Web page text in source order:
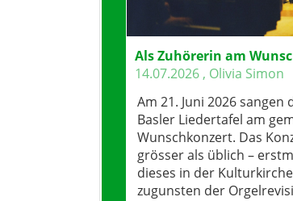
14.07.2026 , Olivia Simon
Am 21. Juni 2026 sangen
Basler Liedertafel am
Wunschkonzert. Das
grösser als üblich –
dieses in der
zugunsten der